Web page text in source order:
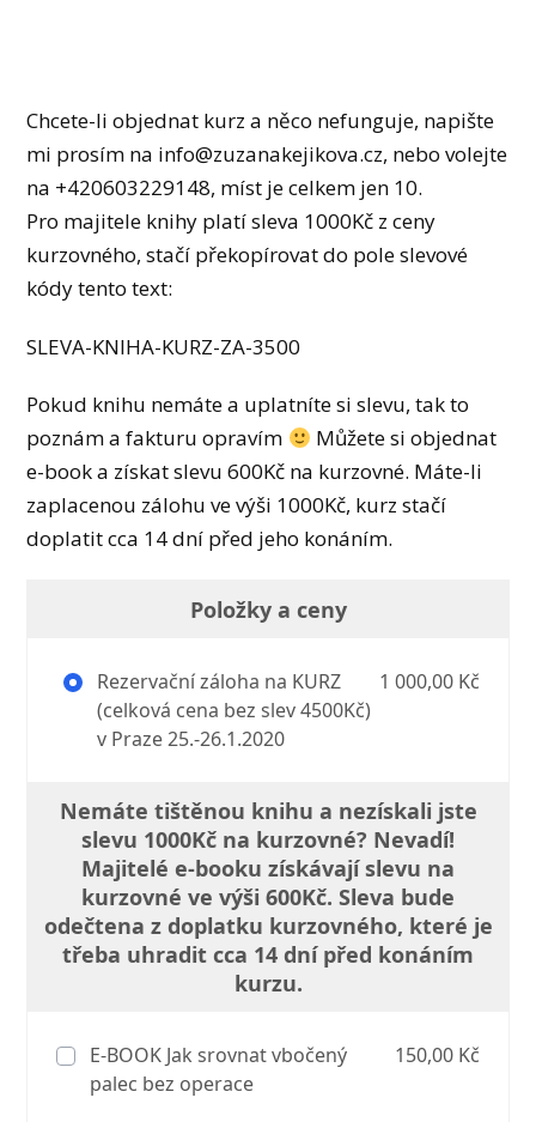
Chcete-li objednat kurz a něco nefunguje, napište
mi prosím na info@zuzanakejikova.cz, nebo volejte
na +420603229148, míst je celkem jen 10.
Pro majitele knihy platí sleva 1000Kč z ceny
kurzovného, stačí překopírovat do pole slevové
kódy tento text:
SLEVA-KNIHA-KURZ-ZA-3500
Pokud knihu nemáte a uplatníte si slevu, tak to
poznám a fakturu opravím
Můžete si objednat
e-book a získat slevu 600Kč na kurzovné. Máte-li
zaplacenou zálohu ve výši 1000Kč, kurz stačí
doplatit cca 14 dní před jeho konáním.
Položky a ceny
Rezervační záloha na KURZ
(celková cena bez slev 4500Kč)
v Praze 25.-26.1.2020
1 000,00 Kč
Nemáte tištěnou knihu a nezískali jste
slevu 1000Kč na kurzovné? Nevadí!
Majitelé e-booku získávají slevu na
kurzovné ve výši 600Kč. Sleva bude
odečtena z doplatku kurzovného, které je
třeba uhradit cca 14 dní před konáním
kurzu.
E-BOOK Jak srovnat vbočený
palec bez operace
150,00 Kč